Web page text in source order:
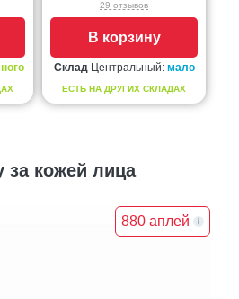
29 отзывов
В корзину
СкладЦентральный: мало
ЕСТЬ НА ДРУГИХ СКЛАДАХ
за кожей лица
880 аплей